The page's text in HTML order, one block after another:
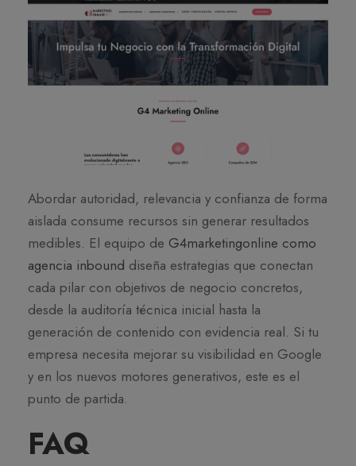
Abordar autoridad, relevancia y confianza de forma
aislada consume recursos sin generar resultados
medibles. El equipo de G4marketingonline como
agencia inbound diseña estrategias que conectan
cada pilar con objetivos de negocio concretos,
desde la auditoría técnica inicial hasta la
generación de contenido con evidencia real. Si tu
empresa necesita mejorar su visibilidad en Google
y en los nuevos motores generativos, este es el
punto de partida.
FAQ